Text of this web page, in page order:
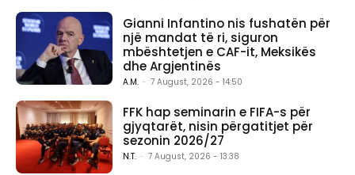
Gianni Infantino nis fushatën për
një mandat të ri, siguron
mbështetjen e CAF-it, Meksikës
dhe Argjentinës
A.M. - 7 August, 2026 - 14:50
FFK hap seminarin e FIFA-s për
gjyqtarët, nisin përgatitjet për
sezonin 2026/27
N.T. - 7 August, 2026 - 13:38